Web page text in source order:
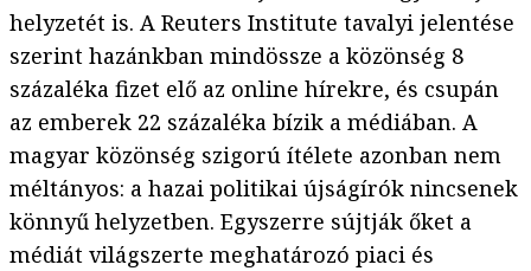
helyzetét is. A Reuters Institute tavalyi jelentése
szerint hazánkban mindössze a közönség 8
százaléka fizet elő az online hírekre, és csupán
az emberek 22 százaléka bízik a médiában. A
magyar közönség szigorú ítélete azonban nem
méltányos: a hazai politikai újságírók nincsenek
könnyű helyzetben. Egyszerre sújtják őket a
médiát világszerte meghatározó piaci és